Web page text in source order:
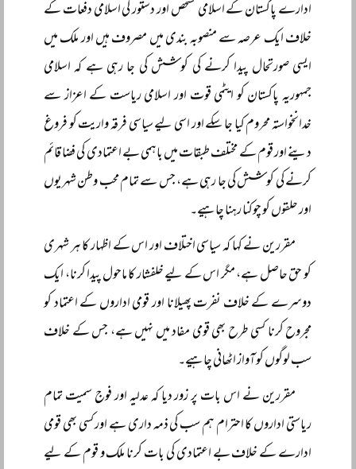
ادارے پاکستان کے اسلامی تشخص اور دستور کی اسلامی دفعات کے
خلاف ایک عرصہ سے منصوبہ بندی میں مصروف ہیں اور ملک میں
ایسی صورتحال پیدا کرنے کی کوشش کی جا رہی ہے کہ اسلامی
جمہوریہ پاکستان کو ایٹمی قوت اور اسلامی ریاست کے اعزاز سے
خدانخواستہ محروم کیا جا سکے اور اسی لیے سیاسی فرقہ واریت کو فروغ
دینے اور قوم کے مختلف طبقات میں باہمی بے اعتمادی کی فضا قائم
کرنے کی کوشش کی جا رہی ہے، جس سے تمام محب وطن شہریوں
اور حلقوں کو چوکنا رہنا چاہیے۔
مقررین نے کہا کہ سیاسی اختلاف اور اس کے اظہار کا ہر شہری
کو حق حاصل ہے، مگر اس کے لیے خلفشار کا ماحول پیدا کرنا، ایک
دوسرے کے خلاف نفرت پھیلانا اور قومی اداروں کے اعتماد کو
مجروح کرنا کسی طرح بھی قومی مفاد میں نہیں ہے، جس کے خلاف
سب لوگوں کو آواز اٹھانی چاہیے۔
مقررین نے اس بات پر زور دیا کہ عدلیہ اور فوج سمیت تمام
ریاستی اداروں کا احترام ہم سب کی ذمہ داری ہے اور کسی بھی قومی
ادارے کے خلاف بے اعتمادی کی بات کرنا ملک و قوم کے لیے